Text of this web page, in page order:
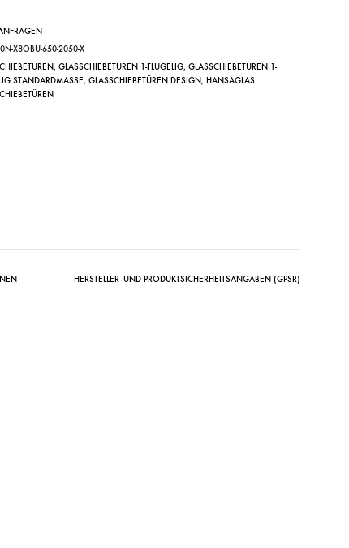
X8OBU-650-2050-X
, GLASSCHIEBETÜREN 1-FLÜGELIG, GLASSCHIEBETÜREN 1-
STANDARDMASSE , GLASSCHIEBETÜREN DESIGN, HANSAGLAS
HERSTELLER- UND PRODUKTSICHERHEITSANGABEN (GPSR)